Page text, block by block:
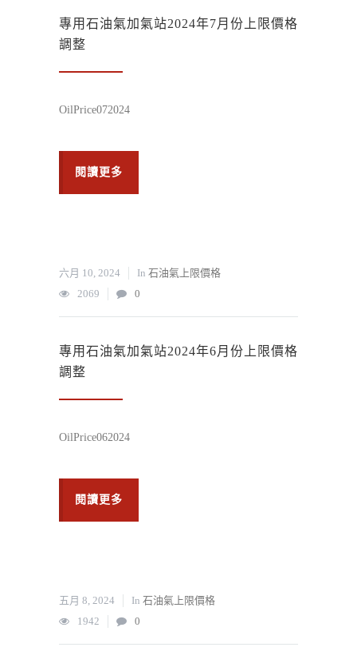
專用石油氣加氣站2024年7月份上限價格
調整
OilPrice072024
閱讀更多
六月 10, 2024 In 石油氣上限價格
2069
0
專用石油氣加氣站2024年6月份上限價格
調整
OilPrice062024
閱讀更多
五月 8, 2024 In 石油氣上限價格
1942
0